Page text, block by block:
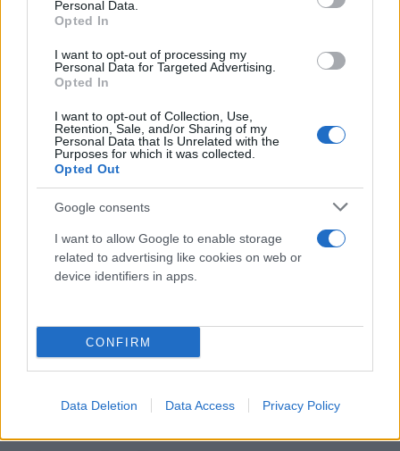
Personal Data.
Opted In
I want to opt-out of processing my
Personal Data for Targeted Advertising.
Opted In
I want to opt-out of Collection, Use,
Retention, Sale, and/or Sharing of my
Personal Data that Is Unrelated with the
Purposes for which it was collected.
Opted Out
Google consents
I want to allow Google to enable storage
related to advertising like cookies on web or
device identifiers in apps.
CONFIRM
Data Deletion Data Access Privacy Policy
Βρετανία: Κάμερες σε ναυτικά drones έστελναν
«σήματα ζωής» σε IP στην Κίνα
10.08.2026
Οι ΗΠΑ βρίσκονται σε «ημι-διαπραγμάτευση» με
το Ιράν: Ο γρίφος Τραμπ και οι απαιτήσεις της